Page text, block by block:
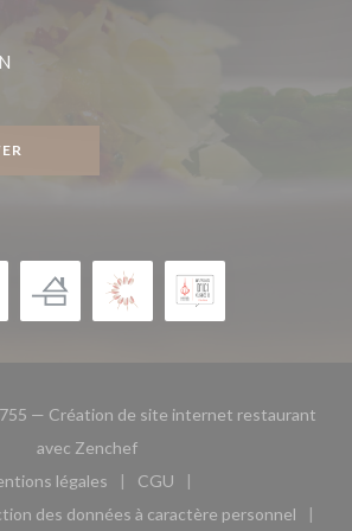
— Création de site internet restaurant
avec Zenchef((ouvre une nouvelle
légales
((ouvre une nouvelle fenêtre))
CGU
((ouvre une nouvelle
des données à caractère personnel